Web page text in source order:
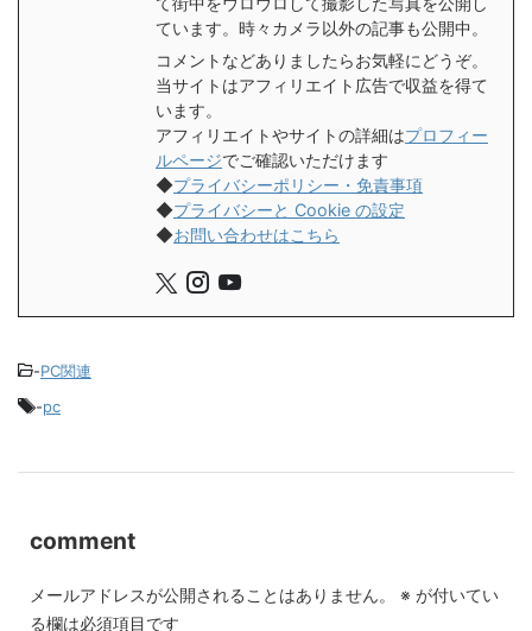
ています。時々カメラ以外の記事も公開中。
コメントなどありましたらお気軽にどうぞ。
当サイトはアフィリエイト広告で収益を得て
います。
アフィリエイトやサイトの詳細はプロフィー
ルページでご確認いただけます
◆プライバシーポリシー・免責事項
◆プライバシーと Cookie の設定
◆お問い合わせはこちら
-PC関連
-pc
comment
メールアドレスが公開されることはありません。 ※ が付いてい
る欄は必須項目です